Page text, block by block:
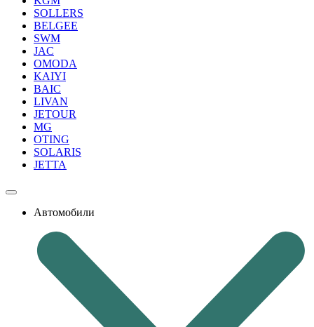
SOLLERS
BELGEE
SWM
JAC
OMODA
KAIYI
BAIC
LIVAN
JETOUR
MG
OTING
SOLARIS
JETTA
Автомобили